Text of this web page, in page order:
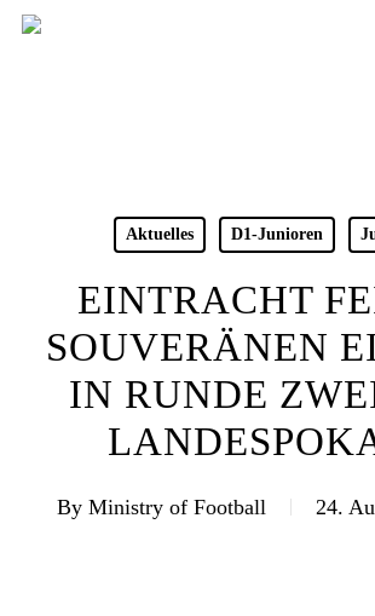
Skip
Aktuelles D1-Junioren
EINTRACHT
SOUVERÄNEN
IN RUNDE
By Ministry of Football 24.